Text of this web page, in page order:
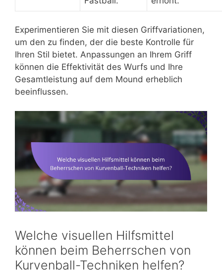
Experimentieren Sie mit diesen Griffvariationen,
um den zu finden, der die beste Kontrolle für
Ihren Stil bietet. Anpassungen an Ihrem Griff
können die Effektivität des Wurfs und Ihre
Gesamtleistung auf dem Mound erheblich
beeinflussen.
Welche visuellen Hilfsmittel
können beim Beherrschen von
Kurvenball-Techniken helfen?